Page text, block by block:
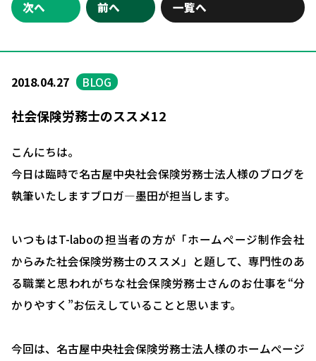
次へ 前へ 一覧へ
2018.04.27 BLOG
社会保険労務士のススメ12
こんにちは。
今日は臨時で名古屋中央社会保険労務士法人様のブログを
執筆いたしますブロガ―墨田が担当します。
いつもはT-laboの担当者の方が「ホームページ制作会社
からみた社会保険労務士のススメ」と題して、専門性のあ
る職業と思われがちな社会保険労務士さんのお仕事を“分
かりやすく”お伝えしていることと思います。
今回は、名古屋中央社会保険労務士法人様のホームぺージ